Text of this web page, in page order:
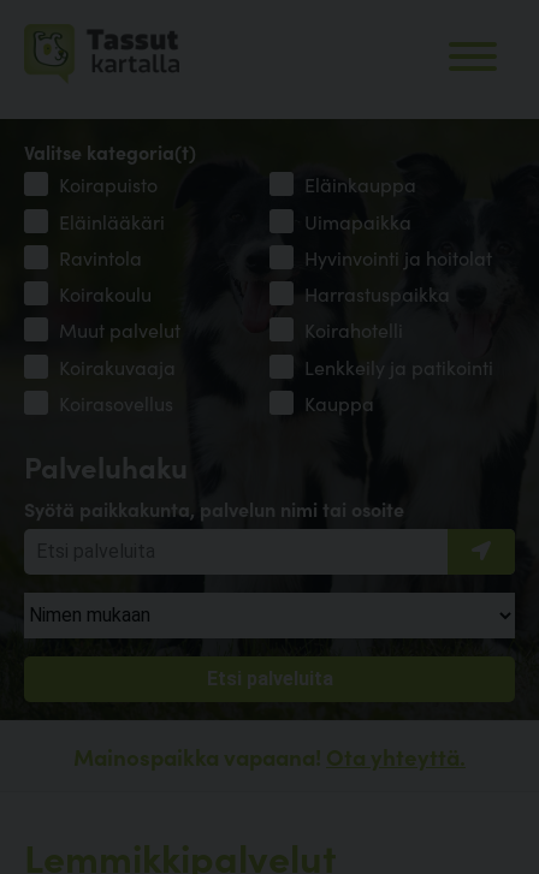
Palveluhaku
Syötä paikkakunta, palvelun nimi tai osoite
Valitse kategoria(t)
Koirapuisto
Eläinkauppa
Eläinlääkäri
Uimapaikka
Ravintola
Hyvinvointi ja hoitolat
Koirakoulu
Harrastuspaikka
Muut palvelut
Koirahotelli
Koirakuvaaja
Lenkkeily ja patikointi
Koirasovellus
Kauppa
Mainospaikka vapaana! Ota yhteyttä.
Lemmikkipalvelut